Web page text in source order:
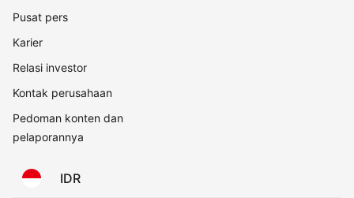
Pusat pers
Karier
Relasi investor
Kontak perusahaan
Pedoman konten dan
pelaporannya
IDR